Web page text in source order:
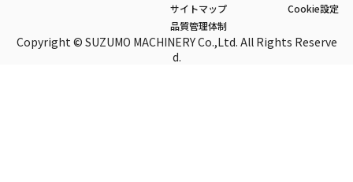
サイトマップ
Cookie設定
品質管理体制
Copyright © SUZUMO MACHINERY Co.,Ltd. All Rights Reserve
d.